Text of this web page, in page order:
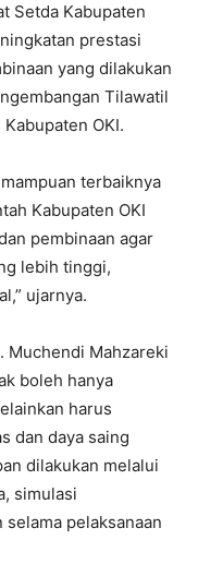
Setda Kabupaten
prestasi
yang dilakukan
Tilawatil
OKI.
terbaiknya
Kabupaten OKI
pembinaan agar
lebih tinggi,
ujarnya.
Muchendi Mahzareki
boleh hanya
harus
dan daya saing
dilakukan melalui
simulasi
pelaksanaan